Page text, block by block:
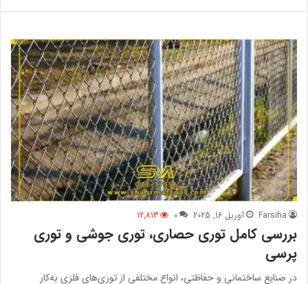
Farsiha آوریل 16, 2025 0
12,813
بررسی کامل توری حصاری، توری جوشی و توری
پرسی
در صنایع ساختمانی و حفاظتی، انواع مختلفی از توری‌های فلزی به‌کار